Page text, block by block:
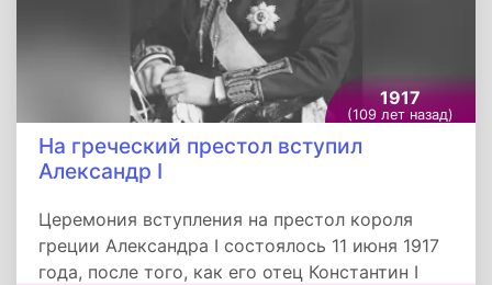
1917
(109 лет назад)
На греческий престол вступил
Александр I
Церемония вступления на престол короля
греции Александра I состоялось 11 июня 1917
года, после того, как его отец Константин I